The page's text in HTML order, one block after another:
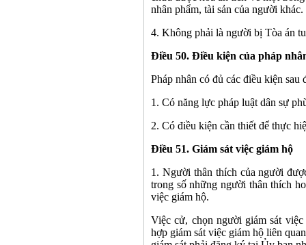
nhân phẩm, tài sản của người khác.
4. Không phải là người bị Tòa án
Điều 50. Điều kiện của pháp
Pháp nhân có đủ các điều kiện
1. Có năng lực pháp luật dân sự
2. Có điều kiện cần thiết để thực
Điều 51. Giám sát việc giám hộ
1. Người thân thích của người
trong số những người thân thích
việc giám hộ.
Việc cử, chọn người giám sát
hợp giám sát việc giám hộ liên